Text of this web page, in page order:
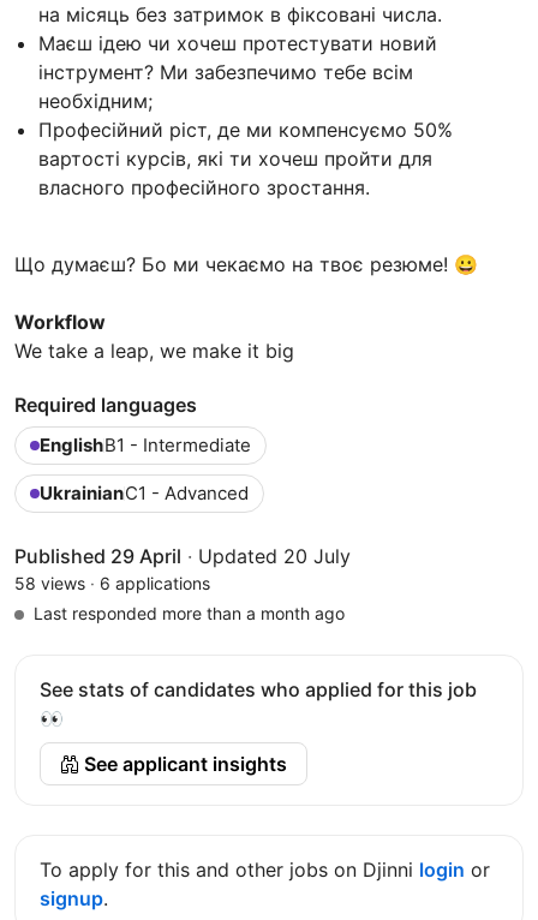
на місяць без затримок в фіксовані числа.
Маєш ідею чи хочеш протестувати новий
інструмент? Ми забезпечимо тебе всім
необхідним;
Професійний ріст, де ми компенсуємо 50%
вартості курсів, які ти хочеш пройти для
власного професійного зростання.
Що думаєш? Бо ми чекаємо на твоє резюме! 😀
Workflow
We take a leap, we make it big
Required languages
EnglishB1 - Intermediate
UkrainianC1 - Advanced
Published 29 April · Updated 20 July
58 views · 6 applications
Last responded more than a month ago
See stats of candidates who applied for this job
👀
See applicant insights
To apply for this and other jobs on Djinni login or
signup.